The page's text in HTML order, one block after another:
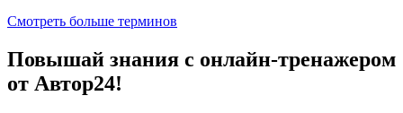
Смотреть больше терминов
Повышай знания с онлайн-тренажером
от Автор24!